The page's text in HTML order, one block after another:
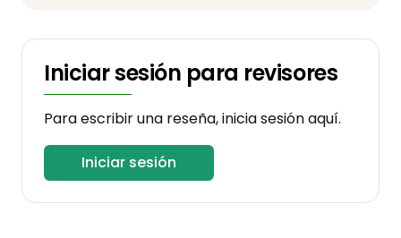
Iniciar sesión para revisores
Para escribir una reseña, inicia sesión aquí.
Iniciar sesión